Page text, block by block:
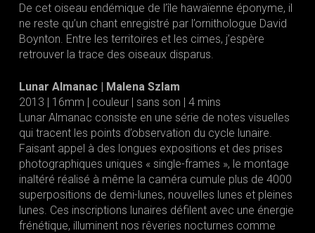
De cet oiseau endémique de l’île hawaïenne éponyme, il
ne reste qu’un chant enregistré par l’ornithologue David
Boynton. Entre les territoires et les cimes, j’espère
retrouver la trace des oiseaux disparus.
Lunar Almanac | Malena Szlam
2013 | 16mm | couleur | sans son | 4 mins
Lunar Almanac consiste en une série de notes visuelles
qui tracent les points d’observation du cycle lunaire.
Faisant appel à des longues expositions et des prises
photographiques uniques « single-frames », le montage
inaltéré réalisé à même la caméra cumule plus de 4000
superpositions de demi-lunes, nouvelles lunes et pleines
lunes. Ces inscriptions lunaires défilent avec une énergie
frénétique, illuminent nos rêveries nocturnes comme